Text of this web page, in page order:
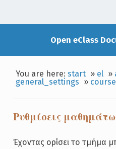
Open eClass
You are here:start » el »
general_settings »
Ρυθμίσεις
Έχοντας ορίσει το τμήμα